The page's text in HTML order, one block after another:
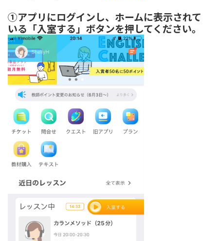
①アプリにログインし、ホームに表示されて
いる「入室する」ボタンを押してください。